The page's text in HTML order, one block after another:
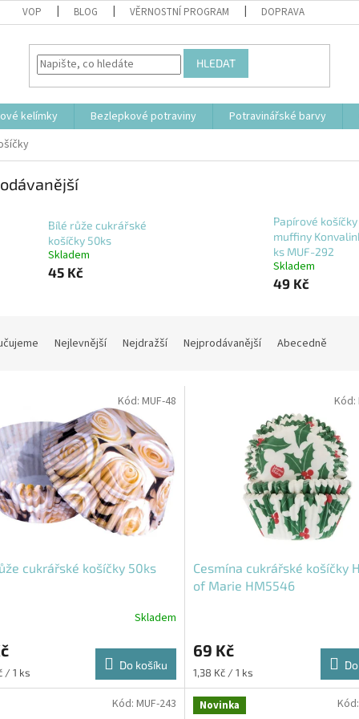
VOP BLOG VĚRNOSTNÍ PROGRAM DOPRAVA
HLEDAT
kelímky Bezlepkové potraviny Potravinářské barvy
Bílé růže cukrářské
košíčky 50ks
Skladem
45 Kč
Papírové košíčky
muffiny
ks MUF-292
Skladem
49 Kč
Nejlevnější Nejdražší Nejprodávanější Abecedně
cukrářské košíčky 50ks
Skladem
/ 1 ks
Do košíku
Kód: MUF-48
Cesmína cukrářské košíčky
of Marie HM5546
69 Kč
Měrná
cena:
1,38 Kč / 1 ks
Kód:
Kód: MUF-243 Novinka Kód: